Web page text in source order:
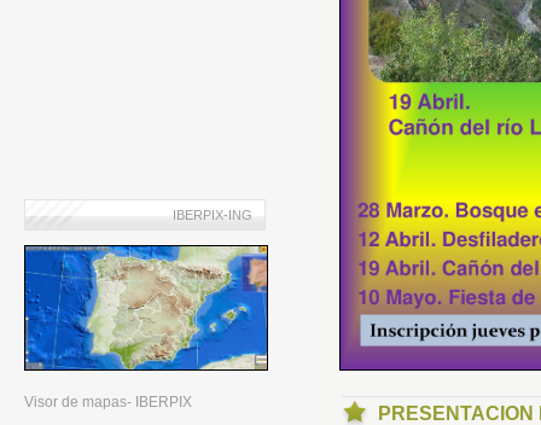
PRESENTACION
IBERPIX-ING
Visor de mapas- IBERPIX